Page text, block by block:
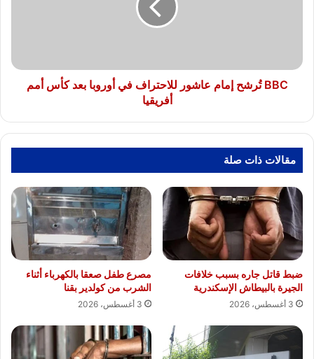
كأس
BBC تُرشح إمام عاشور للاحتراف في أوروبا بعد كأس أمم
أفريقيا
مقالات ذات صلة
ضبط قاتل جاره بسبب خلافات
الجيرة بالبيطاش الإسكندرية
3 أغسطس، 2026
مصرع طفل صعقا بالكهرباء أثناء
الشرب من كولدير بقنا
3 أغسطس، 2026